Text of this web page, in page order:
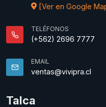
[Ver en Google
TELÉFONOS
(+562) 2696 7777
EMAIL
ventas@vivipra.cl
Talca